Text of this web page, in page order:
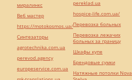
миралинкс
Веб мастер
https://motokosmos.ua/
Синтезаторы
agrotechnika.com.ua
perevod.agency
europeservice.com.ua
pereklad.ua
hospice-life.com.ua/
Перевозка больных
Перевозка лежачих
больных за границу
Шкафы купе
Брендовые сумки
Натяжные потолки Nova